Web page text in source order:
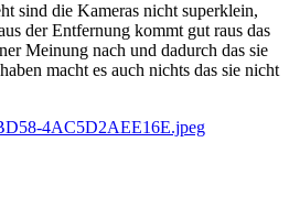
sind die Kameras nicht superklein,
der Entfernung kommt gut raus das
Meinung nach und dadurch das sie
macht es auch nichts das sie nicht